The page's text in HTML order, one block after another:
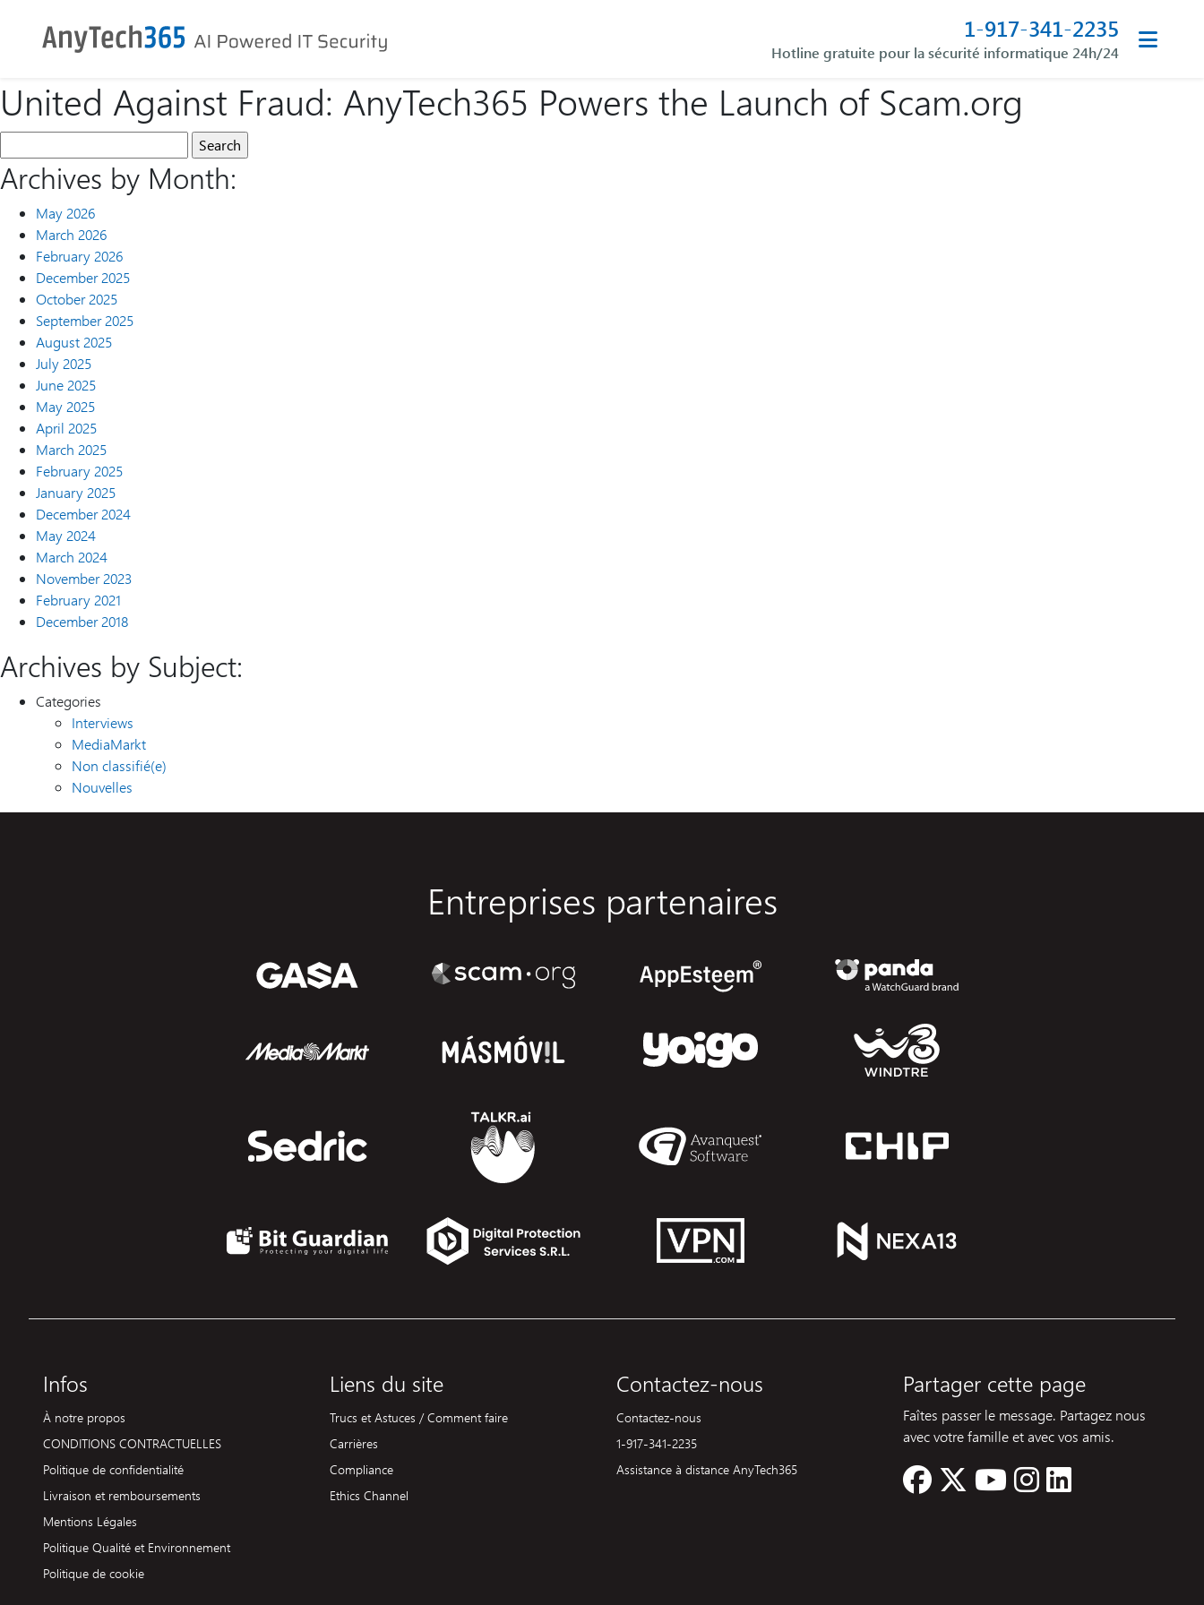
1-917-341-2235
Hotline gratuite pour la sécurité informatique 24h/24
United Against Fraud: AnyTech365 Powers the Launch of Scam.org
Archives by Month:
May 2026
March 2026
February 2026
December 2025
October 2025
September 2025
August 2025
July 2025
June 2025
May 2025
April 2025
March 2025
February 2025
January 2025
December 2024
May 2024
March 2024
November 2023
February 2021
December 2018
Archives by Subject:
Categories
Interviews
MediaMarkt
Non classifié(e)
Nouvelles
Entreprises partenaires
Infos
À notre propos
CONDITIONS CONTRACTUELLES
Politique de confidentialité
Livraison et remboursements
Mentions Légales
Politique Qualité et Environnement
Politique de cookie
Liens du site
Trucs et Astuces / Comment faire
Carrières
Compliance
Ethics Channel
Contactez-nous
Contactez-nous
1-917-341-2235
Assistance à distance AnyTech365
Partager cette page
Faîtes passer le message. Partagez nous
avec votre famille et avec vos amis.